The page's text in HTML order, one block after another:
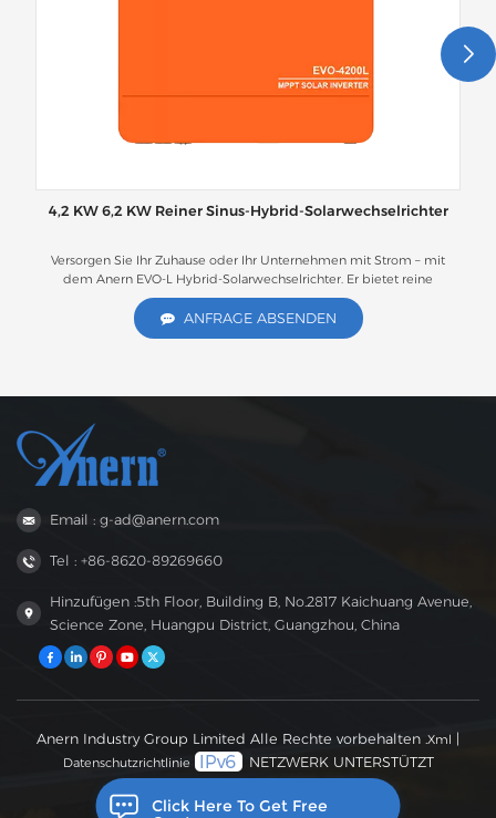
4,2 KW 6,2 KW Reiner Sinus-Hybrid-Solarwechselrichter
Versorgen Sie Ihr Zuhause oder Ihr Unternehmen mit Strom – mit
dem Anern EVO-L Hybrid-Solarwechselrichter. Er bietet reine
Sinuswellenausgabe, integriertes 120-A-MPPT-Laden, batterielosen
Betrieb, automatische Lithium-Batterie-Aktivierung und optionale
WLAN-Überwachung und sorgt so für maximale Effizienz und
ANFRAGE ABSENDEN
Email : g-ad@anern.com
Tel : +86-8620-89269660
Hinzufügen :5th Floor, Building B, No.2817 Kaichuang Avenue,
Science Zone, Huangpu District, Guangzhou, China
Anern Industry Group Limited Alle Rechte vorbehalten . Xml |
Datenschutzrichtlinie NETZWERK UNTERSTÜTZT
Click Here To Get Free